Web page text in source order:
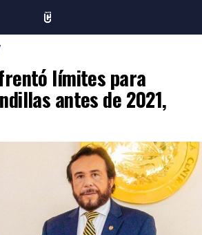
límites para
antes de 2021,